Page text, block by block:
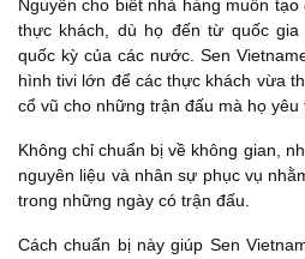
Nguyễn cho biết nhà hàng muốn
thực khách, dù họ đến từ quốc
quốc kỳ của các nước. Sen
hình tivi lớn để các thực khách vừa
cổ vũ cho những trận đấu mà họ yêu
Không chỉ chuẩn bị về không gian,
nguyên liệu và nhân sự phục vụ
trong những ngày có trận đấu.
Cách chuẩn bị này giúp Sen